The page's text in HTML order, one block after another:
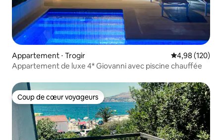
Appartement ⋅ Trogir Évaluation
4,98 (120)
Appartement de luxe 4* Giovanni avec piscine chauffée
Coup de cœur voyageurs
Coup de cœur voyageurs